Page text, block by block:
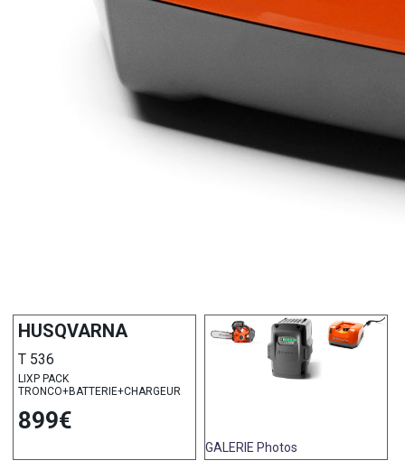
HUSQVARNA
T 536
LIXP PACK
TRONCO+BATTERIE+CHARGEUR
899€
GALERIE Photos